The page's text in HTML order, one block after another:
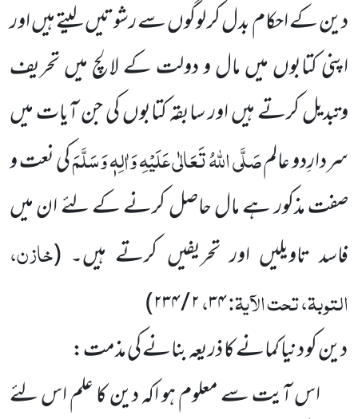
دین کے احکام بدل کر لوگوں سے رشوتیں لیتے ہیں اور
اپنی کتابوں میں مال و دولت کے لالچ میں تحریف
وتبدیل کرتے ہیں اور سابقہ کتابوں کی جن آیات میں
سردارِدو عالمصَلَّی اللہُ تَعَالٰی عَلَیْہِ وَاٰلِہٖ وَسَلَّمَکی نعت و
صفت مذکور ہے مال حاصل کرنے کے لئے ان میں
فاسد تاویلیں اور تحریفیں کرتے ہیں۔ (خازن،
التوبۃ، تحت الآیۃ:۳۴،۲ / ۲۳۴
)
دین کو دنیا کمانے کا ذریعہ بنانے کی مذمت:
اس آیت سے معلوم ہو اکہ دین کا علم اس لئے